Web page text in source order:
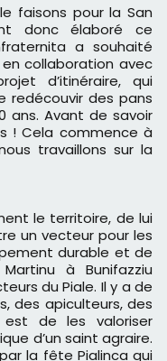
faisons pour la San
donc élaboré ce
a souhaité
collaboration avec
d’itinéraire, qui
redécouvir des pans
ans. Avant de savoir
! Cela commence à
travaillons sur la
le territoire, de lui
un vecteur pour les
durable et de
à Bunifazziu
du Piale. Il y a de
des apiculteurs, des
est de les valoriser
d’un saint agraire.
la fête Pialinca qui